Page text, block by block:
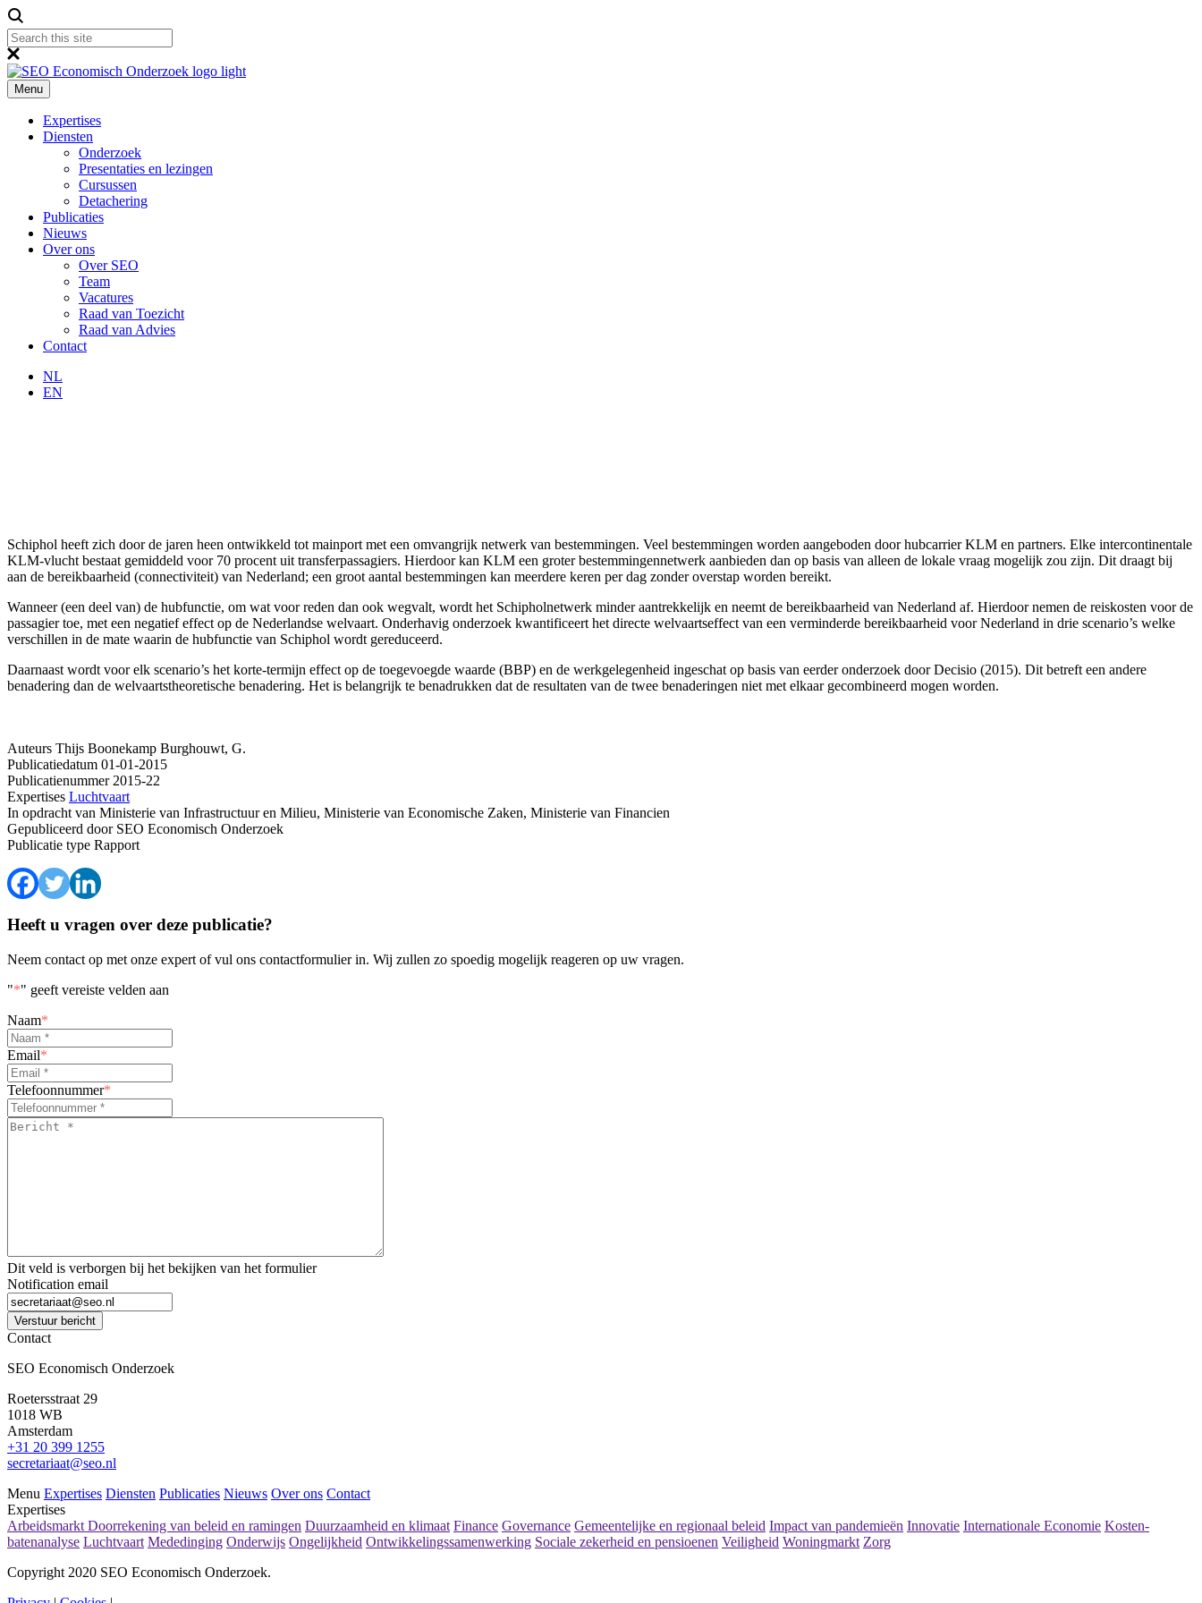
Menu
Expertises
Diensten
Onderzoek
Presentaties en lezingen
Cursussen
Detachering
Publicaties
Nieuws
Over ons
Over SEO
Team
Vacatures
Raad van Toezicht
Raad van Advies
Contact
NL
EN
Schiphol heeft zich door de jaren heen ontwikkeld tot mainport met een omvangrijk netwerk van bestemmingen. Veel bestemmingen worden aangeboden door hubcarrier KLM en partners. Elke intercontinentale
KLM-vlucht bestaat gemiddeld voor 70 procent uit transferpassagiers. Hierdoor kan KLM een groter bestemmingennetwerk aanbieden dan op basis van alleen de lokale vraag mogelijk zou zijn. Dit draagt bij
aan de bereikbaarheid (connectiviteit) van Nederland; een groot aantal bestemmingen kan meerdere keren per dag zonder overstap worden bereikt.
Wanneer (een deel van) de hubfunctie, om wat voor reden dan ook wegvalt, wordt het Schipholnetwerk minder aantrekkelijk en neemt de bereikbaarheid van Nederland af. Hierdoor nemen de reiskosten voor de
passagier toe, met een negatief effect op de Nederlandse welvaart. Onderhavig onderzoek kwantificeert het directe welvaartseffect van een verminderde bereikbaarheid voor Nederland in drie scenario’s welke
verschillen in de mate waarin de hubfunctie van Schiphol wordt gereduceerd.
Daarnaast wordt voor elk scenario’s het korte-termijn effect op de toegevoegde waarde (BBP) en de werkgelegenheid ingeschat op basis van eerder onderzoek door Decisio (2015). Dit betreft een andere
benadering dan de welvaartstheoretische benadering. Het is belangrijk te benadrukken dat de resultaten van de twee benaderingen niet met elkaar gecombineerd mogen worden.
Auteurs Thijs Boonekamp Burghouwt, G.
Publicatiedatum 01-01-2015
Publicatienummer2015-22
Expertises Luchtvaart
In opdracht van Ministerie van Infrastructuur en Milieu, Ministerie van Economische Zaken, Ministerie van Financien
Gepubliceerd doorSEO Economisch Onderzoek
Publicatie type Rapport
Heeft u vragen over deze publicatie?
Neem contact op met onze expert of vul ons contactformulier in. Wij zullen zo spoedig mogelijk reageren op uw vragen.
"*" geeft vereiste velden aan
Naam*
Email*
Telefoonnummer*
Bericht
Dit veld is verborgen bij het bekijken van het formulier
Notification email
Verstuur bericht
Contact
SEO Economisch Onderzoek
Roetersstraat 29
1018 WB
Amsterdam
+31 20 399 1255
secretariaat@seo.nl
Menu Expertises Diensten Publicaties Nieuws Over ons Contact
Expertises
Arbeidsmarkt Doorrekening van beleid en ramingen Duurzaamheid en klimaat Finance Governance Gemeentelijke en regionaal beleid Impact van pandemieën Innovatie Internationale Economie Kosten-
batenanalyse Luchtvaart Mededinging Onderwijs Ongelijkheid Ontwikkelingssamenwerking Sociale zekerheid en pensioenen Veiligheid Woningmarkt Zorg
Copyright 2020 SEO Economisch Onderzoek.